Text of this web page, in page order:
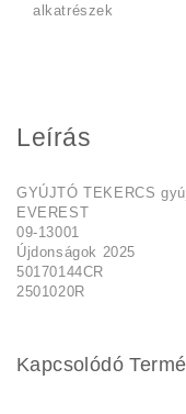
alkatrészek
Leírás
GYÚJTÓ TEKERCS
EVEREST
09-13001
Újdonságok 2025
50170144CR
2501020R
Kapcsolódó